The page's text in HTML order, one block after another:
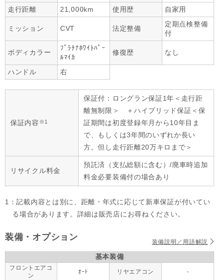
走行距離
21,000km 使用歴 自家用
ミッション CVT 法定整備
定期点検整備
付
ボディカラー
ﾌﾟﾗﾁﾅﾎﾜｲﾄﾊﾟｰ
ﾙﾏｲｶ
修復歴 なし
ハンドル 右
保証内容 ※1
保証付：ロングラン保証1年＜走行距
離無制限＞ ＋ハイブリッド保証＜保
証期間は初度登録年月から10年目ま
で、もしくは3年間のいずれか長い
方。但し走行距離20万キロまで＞
リサイクル料金
預託済（支払総額に含む）/廃車時追加
料金必要装備付の場合あり
1：記載内容とは別に、距離・年式に応じて新車保証が付いてい
る場合があります。詳細は販売店にお尋ねください。
装備・オプション 装備説明／用語解説
基本装備
フロントエアコ
ン
ｵｰﾄ リヤエアコン -